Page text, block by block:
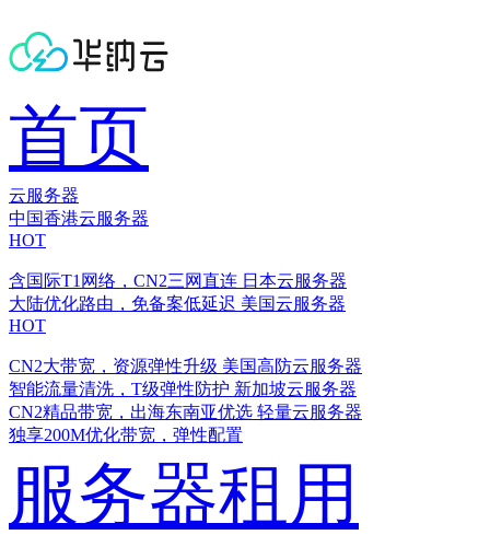
首页
云服务器
中国香港云服务器
HOT
含国际T1网络，CN2三网直连 日本云服务器
大陆优化路由，免备案低延迟 美国云服务器
HOT
CN2大带宽，资源弹性升级 美国高防云服务器
智能流量清洗，T级弹性防护 新加坡云服务器
CN2精品带宽，出海东南亚优选 轻量云服务器
独享200M优化带宽，弹性配置
服务器租用